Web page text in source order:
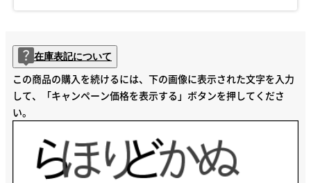
在庫表記について
この商品の購入を続けるには、下の画像に表示された文字を入力
して、「キャンペーン価格を表示する」ボタンを押してくださ
い。